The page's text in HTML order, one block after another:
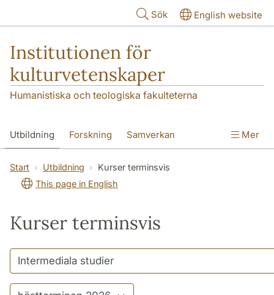
Sök English website
Institutionen för
kulturvetenskaper
Humanistiska och teologiska fakulteterna
Utbildning Forskning Samverkan
Om institutionen Kontakt
Mer
Start Utbildning
Kurser terminsvis
This page in English
Kurser terminsvis